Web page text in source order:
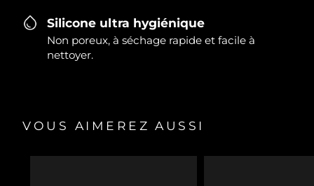
Silicone ultra hygiénique
Non poreux, à séchage rapide et facile à
nettoyer.
VOUS AIMEREZ AUSSI